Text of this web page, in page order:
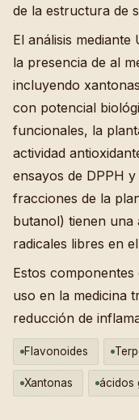
de la estructura de
El análisis
la presencia de al
incluyendo
con potencial
funcionales, la
actividad
ensayos de DPPH
fracciones de la
butanol) tienen una
radicales libres en
Estos
uso en la medicina
reducción de
Flavonoides
Xantonas ácidos